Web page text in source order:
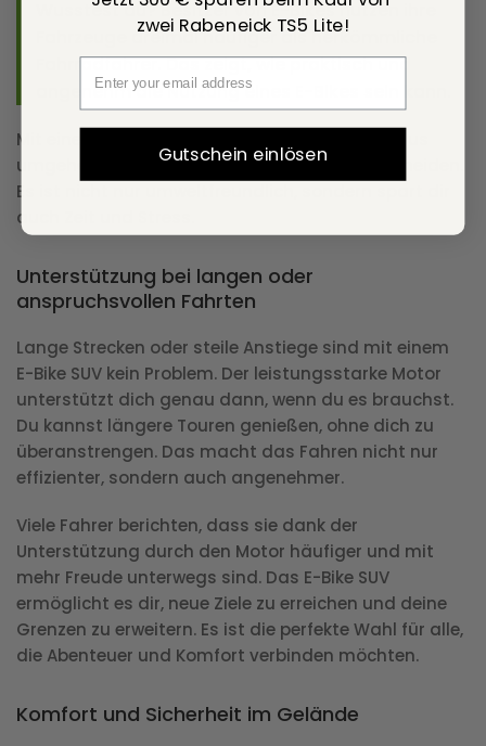
Wusstest du?Besitzer von E-Bikes nutzen ihre
Fahrzeuge dreimal häufiger als herkömmliche
Fahrradfahrer. Das zeigt, wie praktisch und
angenehm die Nutzung eines E-Bikes sein kann.
Mit einem E-Bike SUV kannst du außerdem Staus
umgehen und die lästige Parkplatzsuche vermeiden.
Es ist nicht nur umweltfreundlich, sondern spart dir
auch Zeit und Stress.
Unterstützung bei langen oder
anspruchsvollen Fahrten
Lange Strecken oder steile Anstiege sind mit einem
E-Bike SUV kein Problem. Der leistungsstarke Motor
unterstützt dich genau dann, wenn du es brauchst.
Du kannst längere Touren genießen, ohne dich zu
überanstrengen. Das macht das Fahren nicht nur
effizienter, sondern auch angenehmer.
Viele Fahrer berichten, dass sie dank der
Unterstützung durch den Motor häufiger und mit
mehr Freude unterwegs sind. Das E-Bike SUV
ermöglicht es dir, neue Ziele zu erreichen und deine
Grenzen zu erweitern. Es ist die perfekte Wahl für alle,
die Abenteuer und Komfort verbinden möchten.
Komfort und Sicherheit im Gelände
zwei Rabeneick TS5 Lite!
Gutschein einlösen